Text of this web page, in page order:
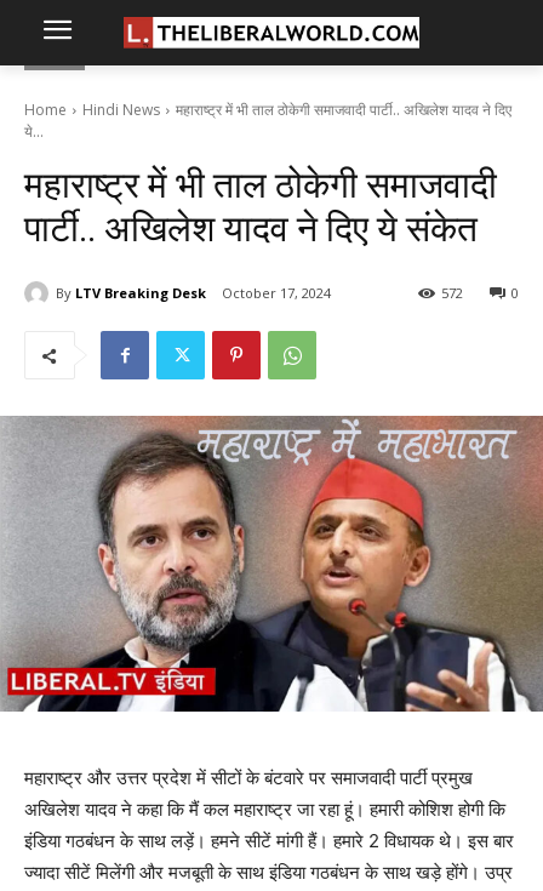
Home Hindi News
महाराष्ट्र में भी ताल ठोकेगी समाजवादी पार्टी.. अखिलेश यादव ने दिए
ये...
महाराष्ट्र में भी ताल ठोकेगी समाजवादी
पार्टी.. अखिलेश यादव ने दिए ये संकेत
By LTV Breaking Desk October 17, 2024 0
572
महाराष्ट्र और उत्तर प्रदेश में सीटों के बंटवारे पर समाजवादी पार्टी प्रमुख
अखिलेश यादव ने कहा कि मैं कल महाराष्ट्र जा रहा हूं। हमारी कोशिश होगी कि
इंडिया गठबंधन के साथ लड़ें। हमने सीटें मांगी हैं। हमारे 2 विधायक थे। इस बार
ज्यादा सीटें मिलेंगी और मजबूती के साथ इंडिया गठबंधन के साथ खड़े होंगे। उप्र